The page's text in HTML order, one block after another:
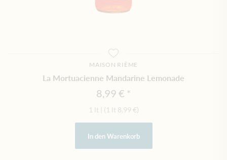
MAISON RIÈME
La Mortuacienne Mandarine Lemonade
8,99 €
1 lt (1 lt 8,99 €)
In den Warenkorb